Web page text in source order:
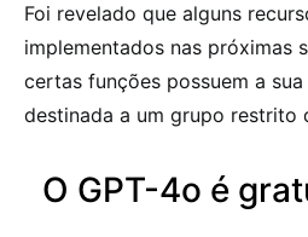
Foi revelado que alguns
implementados nas próximas
certas funções possuem a
destinada a um grupo restrito
O GPT-4o é